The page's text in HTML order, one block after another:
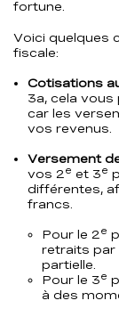
fortune.
Voici quelques
fiscale:
Cotisations
3a, cela vous
car les
vos revenus.
Versement
vos 2 e et 3e
différentes,
francs.
Pour le 2 e
retraits par
partielle.
Pour le 3e
à des